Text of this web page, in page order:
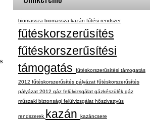
biomassza biomassza kazán fűtési rendszer
fűtéskorszerűsítés
fűtéskorszerűsítési
támogatás
fűtéskorszerűsítési támogatás
2012 fűtéskorszerűsítés pályázat fűtéskorszerűsítés
pályázat 2012 gáz felülvizsgálat gázkészülék gáz
műszaki biztonsági felülvizsgálat hőszivattyús
rendszerek kazán kazáncsere